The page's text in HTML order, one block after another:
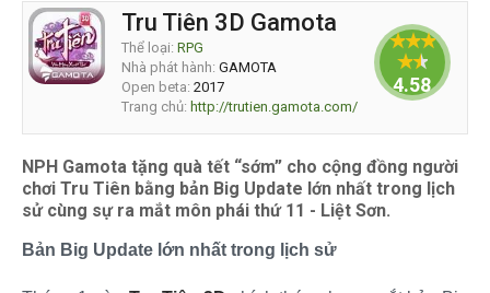
Tru Tiên 3D Gamota
Thể loại: RPG
Nhà phát hành: GAMOTA
Open beta: 2017
Trang chủ: http://trutien.gamota.com/
4.58824
NPH Gamota tặng quà tết “sớm” cho cộng đồng người
chơi Tru Tiên bằng bản Big Update lớn nhất trong lịch
sử cùng sự ra mắt môn phái thứ 11 - Liệt Sơn.
Bản Big Update lớn nhất trong lịch sử